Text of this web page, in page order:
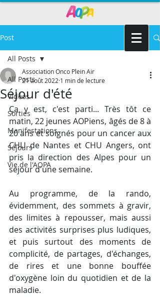
Post
All Posts
Vidéos
Sorties
Manifestations
Séjours
Vie de l'AOPA
All Posts
Séjour d'été
Association Onco Plein Air
21 août 2022 1 min de lecture
Ça y est, c'est parti... Très tôt ce
matin, 22 jeunes AOPiens, âgés de 8 à
20 ans et soignés pour un cancer aux
CHU de Nantes et CHU Angers, ont
pris la direction des Alpes pour un
séjour d'une semaine.
Au programme, de la rando,
évidemment, des sommets à gravir,
des limites à repousser, mais aussi
des activités surprises plus ludiques,
et puis surtout des moments de
complicité, de partages, d'échanges,
de rires et une bonne bouffée
d'oxygène loin du quotidien et de la
maladie.